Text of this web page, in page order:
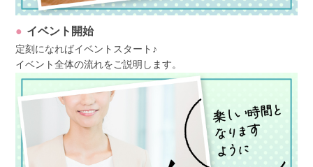
イベント開始
定刻になればイベントスタート♪
イベント全体の流れをご説明します。